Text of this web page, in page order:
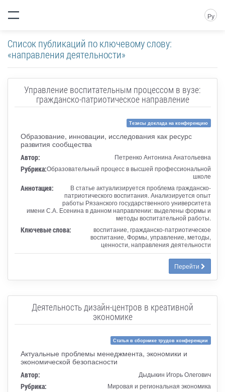
Ру
Список публикаций по ключевому слову:
«направления деятельности»
Управление воспитательным процессом в вузе:
гражданско-патриотическое направление
Тезисы доклада на конференцию
Образование, инновации, исследования как ресурс
развития сообщества
Автор: Петренко Антонина Анатольевна
Рубрика:Образовательный процесс в высшей профессиональной
школе
Аннотация:
В статье актуализируется проблема гражданско-
патриотического воспитания. Анализируется опыт
работы Рязанского государственного университета
имени С.А. Есенина в данном направлении: выделены формы и
методы воспитательной работы.
Ключевые слова:
воспитание, гражданско-патриотическое
воспитание, Формы, управление, методы,
ценности, направления деятельности
Перейти
Деятельность дизайн-центров в креативной
экономике
Статья в сборнике трудов конференции
Актуальные проблемы менеджмента, экономики и
экономической безопасности
Автор: Дыдыкин Игорь Олегович
Рубрика: Мировая и региональная экономика